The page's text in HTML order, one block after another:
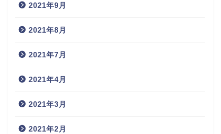
2021年9月
2021年8月
2021年7月
2021年4月
2021年3月
2021年2月